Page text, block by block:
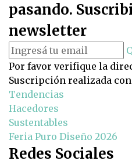
pasando.
newsletter
Por favor verifique la
Suscripción realizada
Tendencias
Hacedores
Sustentables
Feria Puro Diseño 2026
Redes Sociales